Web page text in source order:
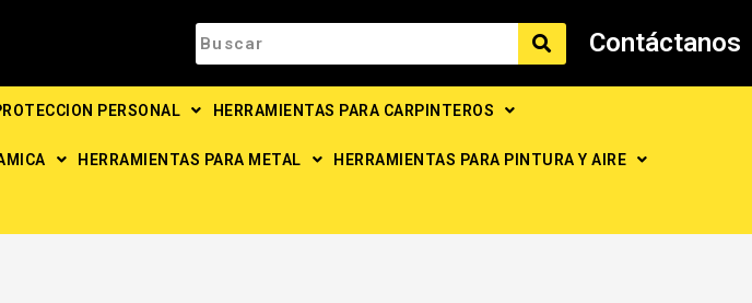
Contáctanos
PERSONAL HERRAMIENTAS PARA CARPINTEROS
HERRAMIENTAS PARA METAL HERRAMIENTAS PARA PINTURA Y AIRE